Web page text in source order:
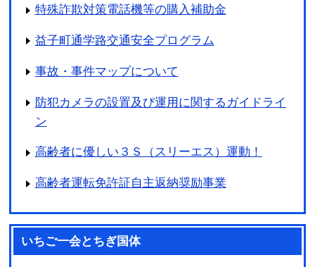
特殊詐欺対策電話機等の購入補助金
益子町通学路交通安全プログラム
事故・事件マップについて
防犯カメラの設置及び運用に関するガイドライ
ン
高齢者に優しい３Ｓ（スリーエス）運動！
高齢者運転免許証自主返納奨励事業
いちご一会とちぎ国体